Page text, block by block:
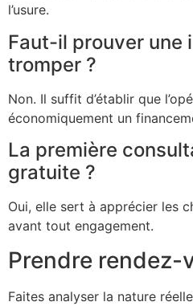
l’usure.
Faut-il prouver une
tromper ?
Non. Il suffit d’établir que
économiquement un
La première
gratuite ?
Oui, elle sert à apprécier les
avant tout engagement.
Prendre rendez-
Faites analyser la nature